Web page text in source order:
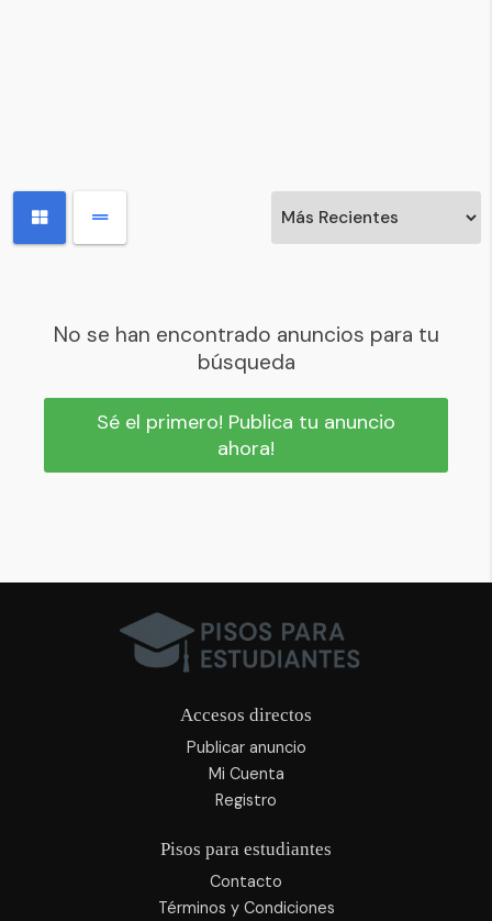
No se han encontrado anuncios para tu
búsqueda
Sé el primero! Publica tu anuncio
ahora!
Accesos directos
Publicar anuncio
Mi Cuenta
Registro
Pisos para estudiantes
Contacto
Términos y Condiciones